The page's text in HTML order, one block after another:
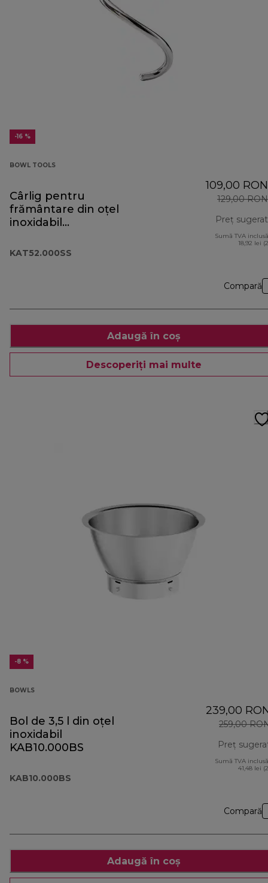
-16 %
BOWL TOOLS
Cârlig pentru
frământare din oțel
inoxidabil
KAT52.000SS
109,00 RON
129,00 RON
Preț sugerat
Sumă TVA
18,92 lei
Compară
Adaugă în coș
Descoperiți mai multe
-8 %
BOWLS
Bol de 3,5 l din oțel
inoxidabil
KAB10.000BS
KAB10.000BS
239,00
259,00
Preț
Sumă TVA
41,48 lei
Compară
Adaugă în coș